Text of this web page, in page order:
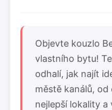
Objevte kouzlo
vlastního bytu!
odhalí, jak najít
městě kanálů,
nejlepší lokality